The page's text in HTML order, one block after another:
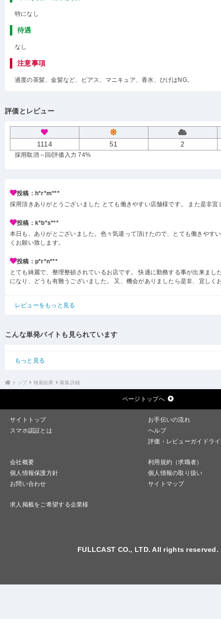
特になし
待遇
なし
注意事項
過度の茶髪、金髪など、ピアス、マニキュア、香水、ひげはNG。
評価とレビュー
1114 51 2
採用取消 --回/評価入力 74%
投稿：h*r*m***
採用頂きありがとうございました とても働きやすい店舗様です。 また是非宜
投稿：k*b*s***
本日も、ありがとございました。色々気遣って頂けたので、とても働きやす
くお願い致します。
投稿：p*r*n***
とても綺麗で、整理整頓されているお店です。 快適に勤務する事が出来まし
になり、どうも有難うございました。 又、機会がありましたら是非、宜しく
レビューをもっと見る
こんな単発バイトも見られています
もっと見る
トップ 検索結果 募集詳細
ページトップへ
サイトトップ
お手伝いの流れ
スマホ認証とは
ヘルプ
評価・レビューガイドラ
会社概要
利用規約（求職者）
個人情報保護方針
個人情報の取り扱い
お問い合わせ
サイトマップ
求人掲載をご希望する企業様
FULLCAST CO., LTD. All rights reserved.